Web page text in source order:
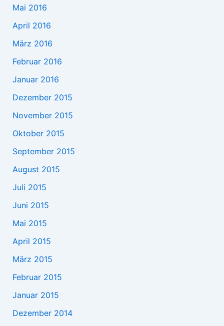
Mai 2016
April 2016
März 2016
Februar 2016
Januar 2016
Dezember 2015
November 2015
Oktober 2015
September 2015
August 2015
Juli 2015
Juni 2015
Mai 2015
April 2015
März 2015
Februar 2015
Januar 2015
Dezember 2014